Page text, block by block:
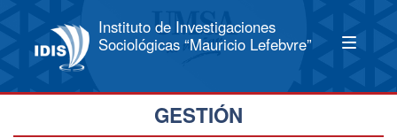
Instituto de Investigaciones
Sociológicas “Mauricio Lefebvre”
GESTIÓN